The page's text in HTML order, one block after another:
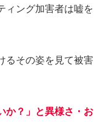
ィング加害者は嘘を
るその姿を見て被害
か？」と異様さ・お